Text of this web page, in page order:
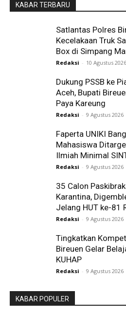
KABAR TERBARU
Satlantas Polres
Kecelakaan Truk
Box di Simpang
Redaksi - 10 Agustus 2026
Dukung PSSB ke
Aceh, Bupati
Paya Kareung
Redaksi - 9 Agustus 2026
Faperta UNIKI
Mahasiswa
Ilmiah Minimal
Redaksi - 9 Agustus 2026
35 Calon
Karantina,
Jelang HUT ke-81
Redaksi - 9 Agustus 2026
Tingkatkan
Bireuen Gelar
KUHAP
Redaksi - 9 Agustus 2026
KABAR POPULER